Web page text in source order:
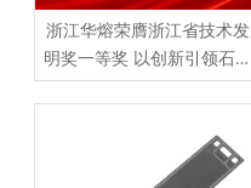
浙江华熔荣膺浙江省技术发
明奖一等奖 以创新引领石墨
材料产业升级